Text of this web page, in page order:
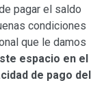
pagar el saldo
condiciones
que le damos
espacio en el
de pago del